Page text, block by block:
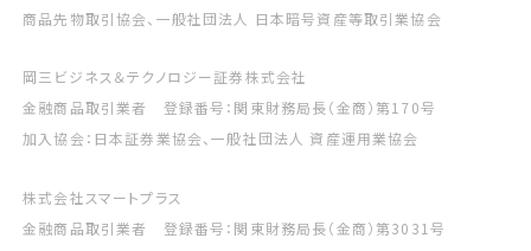
商品先物取引協会、一般社団法人 日本暗号資産等取引業協会
岡三ビジネス＆テクノロジー証券株式会社
金融商品取引業者 登録番号：関東財務局長（金商）第170号
加入協会：日本証券業協会、一般社団法人 資産運用業協会
株式会社スマートプラス
金融商品取引業者 登録番号：関東財務局長（金商）第3031号